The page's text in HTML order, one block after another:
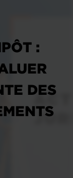
:
DES